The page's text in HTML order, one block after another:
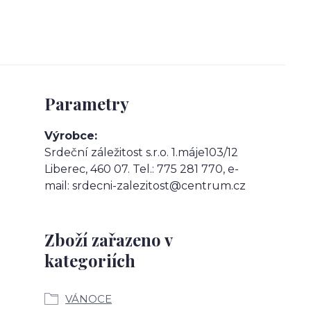
Parametry
Výrobce
Srdeční záležitost s.r.o. 1.máje103/12
Liberec, 460 07. Tel.: 775 281 770, e-
mail: srdecni-zalezitost@centrum.cz
Zboží zařazeno v
kategoriích
VÁNOCE